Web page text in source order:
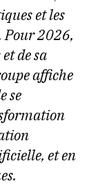
et les
Pour 2026,
de sa
affiche
se
et en